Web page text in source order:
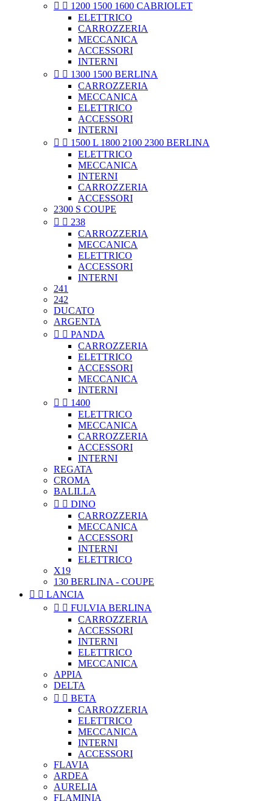
  1200 1500 1600 CABRIOLET
ELETTRICO
CARROZZERIA
MECCANICA
ACCESSORI
INTERNI
  1300 1500 BERLINA
CARROZZERIA
MECCANICA
ELETTRICO
ACCESSORI
INTERNI
  1500 L 1800 2100 2300 BERLINA
ELETTRICO
MECCANICA
INTERNI
CARROZZERIA
ACCESSORI
2300 S COUPE
  238
CARROZZERIA
MECCANICA
ELETTRICO
ACCESSORI
INTERNI
241
242
DUCATO
ARGENTA
  PANDA
CARROZZERIA
ELETTRICO
ACCESSORI
MECCANICA
INTERNI
  1400
ELETTRICO
MECCANICA
CARROZZERIA
ACCESSORI
INTERNI
REGATA
CROMA
BALILLA
  DINO
CARROZZERIA
MECCANICA
ACCESSORI
INTERNI
ELETTRICO
X19
130 BERLINA - COUPE
  LANCIA
  FULVIA BERLINA
CARROZZERIA
ACCESSORI
INTERNI
ELETTRICO
MECCANICA
APPIA
DELTA
  BETA
CARROZZERIA
ELETTRICO
MECCANICA
INTERNI
ACCESSORI
FLAVIA
ARDEA
AURELIA
FLAMINIA